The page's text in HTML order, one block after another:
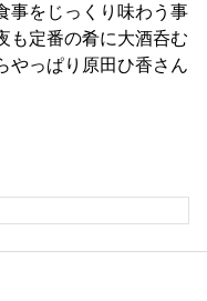
事をじっくり味わう事
も定番の肴に大酒呑む
やっぱり原田ひ香さん